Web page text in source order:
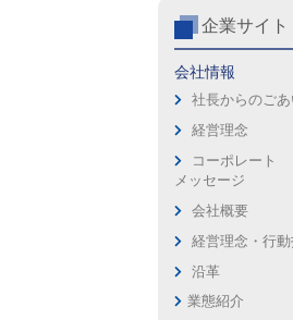
企業サイト
会社情報
社長からのご
経営理念
コーポレート
メッセージ
会社概要
経営理念・行
沿革
業態紹介